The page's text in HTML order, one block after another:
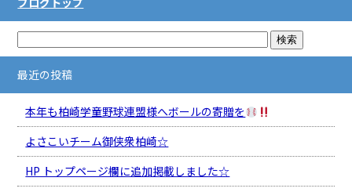
最近の投稿
本年も柏崎学童野球連盟様へボールの寄贈を
よさこいチーム御侠衆柏崎☆
HP トップページ欄に追加掲載しました☆